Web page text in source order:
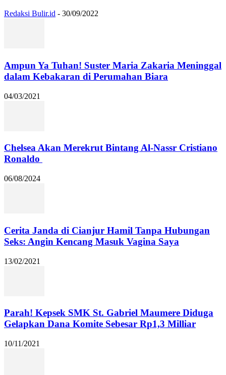
Redaksi Bulir.id - 30/09/2022
Ampun Ya Tuhan! Suster Maria Zakaria Meninggal
dalam Kebakaran di Perumahan Biara
04/03/2021
Chelsea Akan Merekrut Bintang Al-Nassr Cristiano
Ronaldo
06/08/2024
Cerita Janda di Cianjur Hamil Tanpa Hubungan
Seks: Angin Kencang Masuk Vagina Saya
13/02/2021
Parah! Kepsek SMK St. Gabriel Maumere Diduga
Gelapkan Dana Komite Sebesar Rp1,3 Milliar
10/11/2021